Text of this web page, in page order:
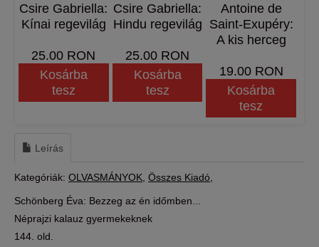
Csire Gabriella:
Kínai regevilág
25.00 RON
Kosárba
tesz
Csire Gabriella:
Hindu regevilág
25.00 RON
Kosárba
tesz
​Antoine de
Saint-Exupéry:
A kis herceg
19.00 RON
Kosárba
tesz
Leírás
Kategóriák: OLVASMÁNYOK Összes Kiadó
Schönberg Éva: Bezzeg az én időmben...
Néprajzi kalauz gyermekeknek
144. old.